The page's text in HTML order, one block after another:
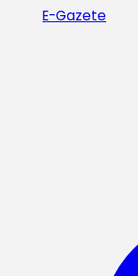
E-Gazete